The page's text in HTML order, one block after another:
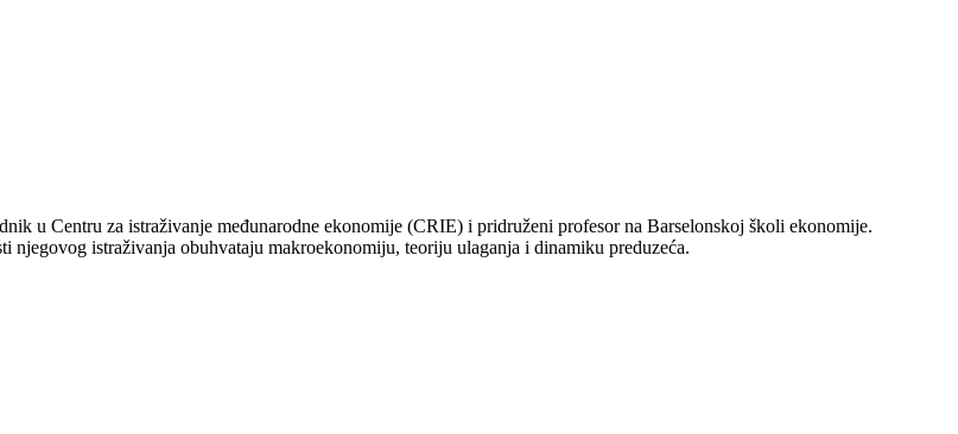
u Centru za istraživanje međunarodne ekonomije (CRIE) i pridruženi profesor na Barselonskoj školi ekonomije.
istraživanja obuhvataju makroekonomiju, teoriju ulaganja i dinamiku preduzeća.